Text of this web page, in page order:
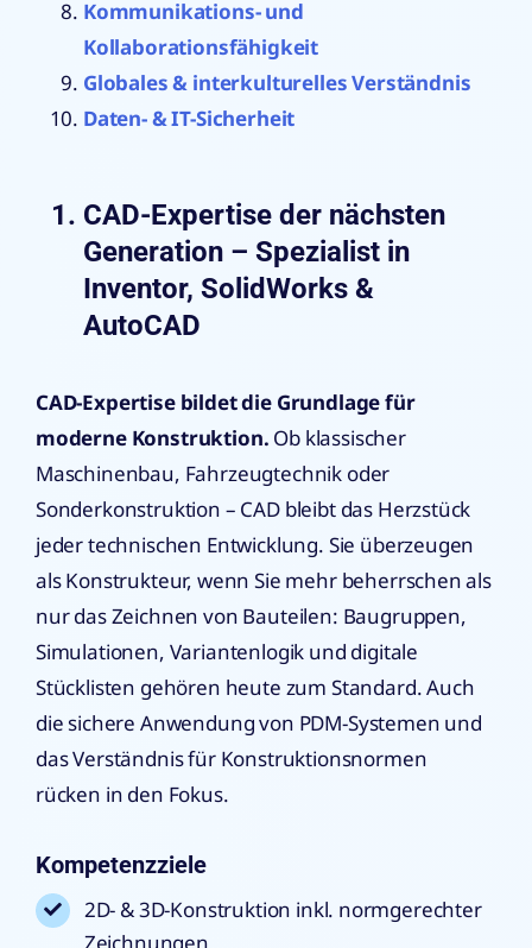
Kommunikations- und
Kollaborationsfähigkeit
Globales & interkulturelles Verständnis
Daten- & IT-Sicherheit
CAD-Expertise der nächsten
Generation – Spezialist in
Inventor, SolidWorks &
AutoCAD
CAD-Expertise bildet die Grundlage für
moderne Konstruktion. Ob klassischer
Maschinenbau, Fahrzeugtechnik oder
Sonderkonstruktion – CAD bleibt das Herzstück
jeder technischen Entwicklung. Sie überzeugen
als Konstrukteur, wenn Sie mehr beherrschen als
nur das Zeichnen von Bauteilen: Baugruppen,
Simulationen, Variantenlogik und digitale
Stücklisten gehören heute zum Standard. Auch
die sichere Anwendung von PDM-Systemen und
das Verständnis für Konstruktionsnormen
rücken in den Fokus.
Kompetenzziele
2D- & 3D-Konstruktion inkl. normgerechter